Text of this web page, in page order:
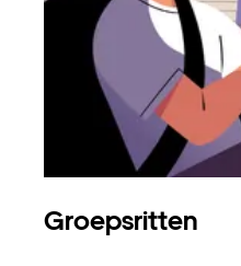
Groepsritten